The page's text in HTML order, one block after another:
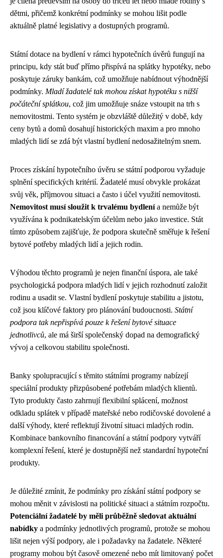
dětmi, přičemž konkrétní podmínky se mohou lišit podle
aktuálně platné legislativy a dostupných programů.
Státní dotace na bydlení v rámci hypotečních úvěrů fungují na
principu, kdy stát buď přímo přispívá na splátky hypotéky, nebo
poskytuje záruky bankám, což umožňuje nabídnout výhodnější
podmínky. Mladí žadatelé tak mohou získat hypotéku s nižší
počáteční splátkou, což jim umožňuje snáze vstoupit na trh s
nemovitostmi. Tento systém je obzvláště důležitý v době, kdy
ceny bytů a domů dosahují historických maxim a pro mnoho
mladých lidí se zdá být vlastní bydlení nedosažitelným snem.
Proces získání hypotečního úvěru se státní podporou vyžaduje
splnění specifických kritérií. Žadatelé musí obvykle prokázat
svůj věk, příjmovou situaci a často i účel využití nemovitosti.
Nemovitost musí sloužit k trvalému bydlenía nemůže být
využívána k podnikatelským účelům nebo jako investice. Stát
tímto způsobem zajišťuje, že podpora skutečně směřuje k řešení
bytové potřeby mladých lidí a jejich rodin.
Výhodou těchto programů je nejen finanční úspora, ale také
psychologická podpora mladých lidí v jejich rozhodnutí založit
rodinu a usadit se. Vlastní bydlení poskytuje stabilitu a jistotu,
což jsou klíčové faktory pro plánování budoucnosti. Státní
podpora tak nepřispívá pouze k řešení bytové situace
jednotlivců, ale má širší společenský dopad na demografický
vývoj a celkovou stabilitu společnosti.
Banky spolupracující s těmito státními programy nabízejí
speciální produkty přizpůsobené potřebám mladých klientů.
Tyto produkty často zahrnují flexibilní splácení, možnost
odkladu splátek v případě mateřské nebo rodičovské dovolené a
další výhody, které reflektují životní situaci mladých rodin.
Kombinace bankovního financování a státní podpory vytváří
komplexní řešení, které je dostupnější než standardní hypoteční
produkty.
Je důležité zmínit, že podmínky pro získání státní podpory se
mohou měnit v závislosti na politické situaci a státním rozpočtu.
Potenciální žadatelé by měli průběžně sledovat aktuální
nabídky a podmínky jednotlivých programů, protože se mohou
lišit nejen výší podpory, ale i požadavky na žadatele. Některé
programy mohou být časově omezené nebo mít limitovaný počet